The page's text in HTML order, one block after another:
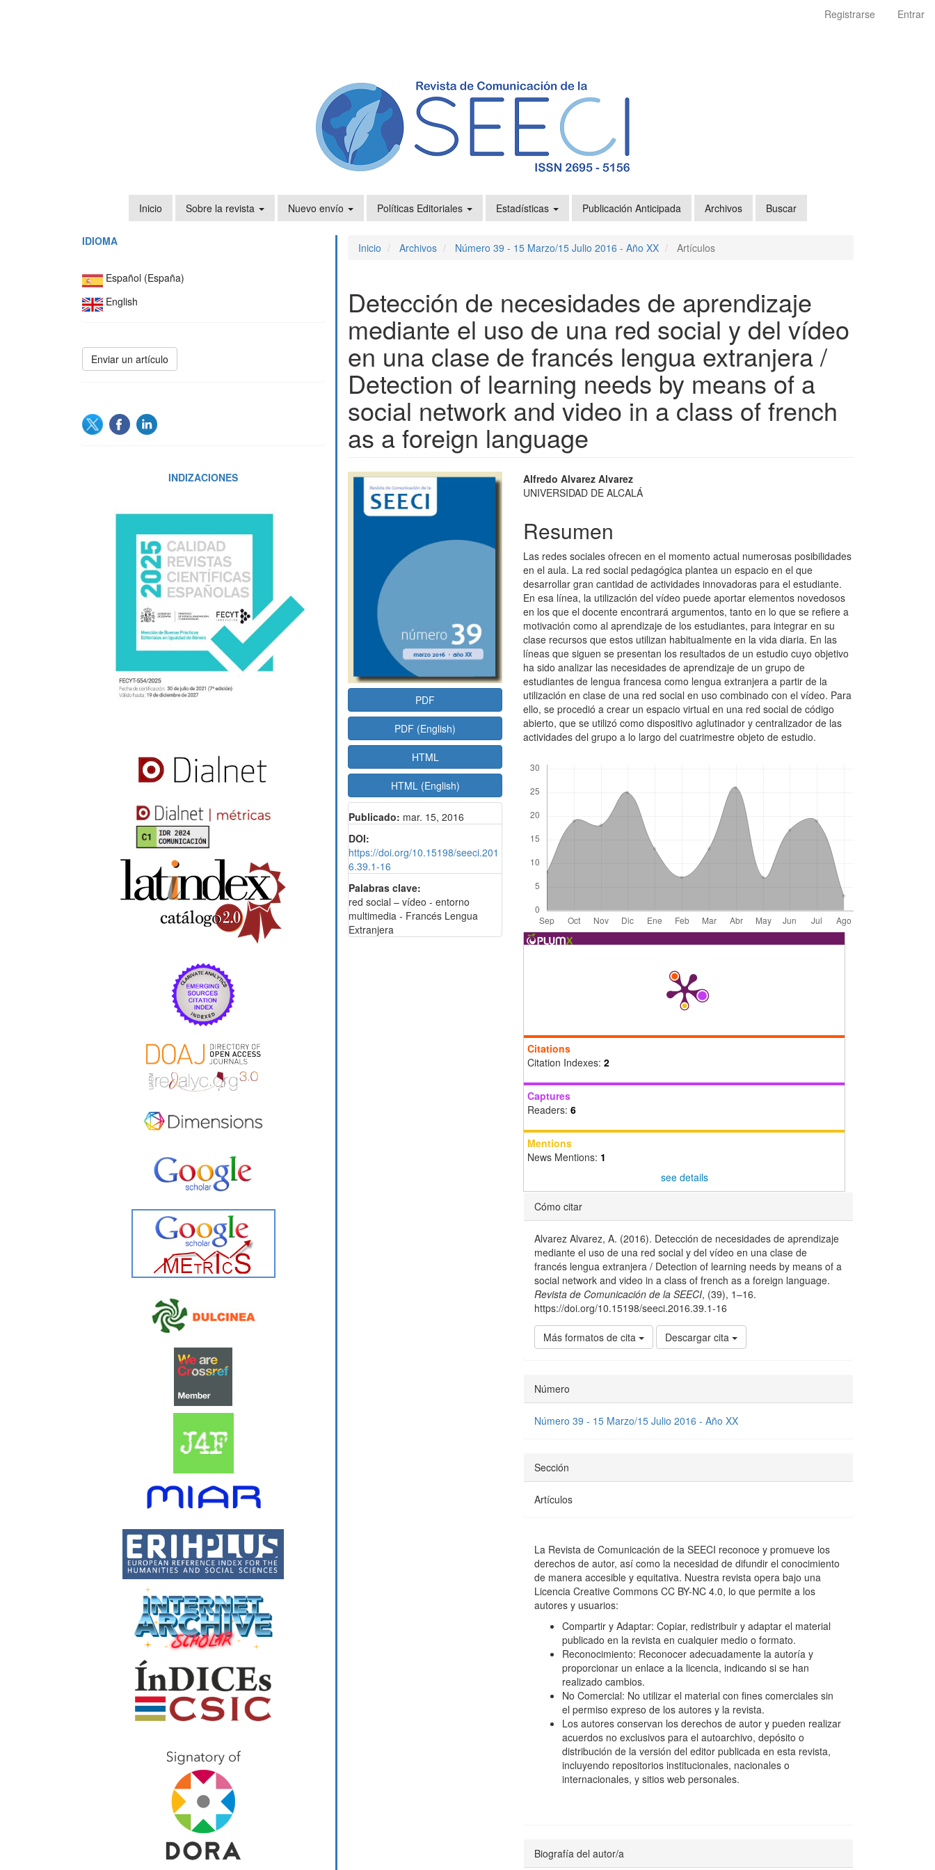
Registrarse Entrar
Inicio Sobre la revista Nuevo envío Políticas Editoriales Estadísticas Publicación Anticipada Archivos Buscar
Inicio Archivos Número 39 - 15 Marzo/15 Julio 2016 - Año XX Artículos
Detección de necesidades de aprendizaje
mediante el uso de una red social y del vídeo
en una clase de francés lengua extranjera /
Detection of learning needs by means of a
social network and video in a class of french
as a foreign language
Barra
lateral
artículo
PDF
PDF (English)
HTML
HTML (English)
Publicado: mar. 15, 2016
DOI:
https://doi.org/10.15198/seeci.201
6.39.1-16
Palabras clave:
red social – vídeo - entorno
multimedia - Francés Lengua
Extranjera
Contenido
principal
del
artículo
Alfredo Alvarez Alvarez
UNIVERSIDAD DE ALCALÁ
Resumen
Las redes sociales ofrecen en el momento actual numerosas posibilidades
en el aula. La red social pedagógica plantea un espacio en el que
desarrollar gran cantidad de actividades innovadoras para el estudiante.
En esa línea, la utilización del vídeo puede aportar elementos novedosos
en los que el docente encontrará argumentos, tanto en lo que se refiere a
motivación como al aprendizaje de los estudiantes, para integrar en su
clase recursos que estos utilizan habitualmente en la vida diaria. En las
líneas que siguen se presentan los resultados de un estudio cuyo objetivo
ha sido analizar las necesidades de aprendizaje de un grupo de
estudiantes de lengua francesa como lengua extranjera a partir de la
utilización en clase de una red social en uso combinado con el vídeo. Para
ello, se procedió a crear un espacio virtual en una red social de código
abierto, que se utilizó como dispositivo aglutinador y centralizador de las
actividades del grupo a lo largo del cuatrimestre objeto de estudio.
Citations
Citation Indexes:2
Captures
Readers:6
Mentions
News Mentions: 1
see details
Detalles
del
artículo
Cómo citar
Alvarez Alvarez, A. (2016). Detección de necesidades de aprendizaje
mediante el uso de una red social y del vídeo en una clase de
francés lengua extranjera / Detection of learning needs by means of a
social network and video in a class of french as a foreign language.
Revista de Comunicación de la SEECI, (39), 1–16.
https://doi.org/10.15198/seeci.2016.39.1-16
Más formatos de cita Descargar cita
Número
Número 39 - 15 Marzo/15 Julio 2016 - Año XX
Sección
Artículos
La Revista de Comunicación de la SEECI reconoce y promueve los
derechos de autor, así como la necesidad de difundir el conocimiento
de manera accesible y equitativa. Nuestra revista opera bajo una
Licencia Creative Commons CC BY-NC 4.0, lo que permite a los
autores y usuarios:
Compartir y Adaptar: Copiar, redistribuir y adaptar el material
publicado en la revista en cualquier medio o formato.
Reconocimiento: Reconocer adecuadamente la autoría y
proporcionar un enlace a la licencia, indicando si se han
realizado cambios.
No Comercial: No utilizar el material con fines comerciales sin
el permiso expreso de los autores y la revista.
Los autores conservan los derechos de autor y pueden realizar
acuerdos no exclusivos para el autoarchivo, depósito o
distribución de la versión del editor publicada en esta revista,
incluyendo repositorios institucionales, nacionales o
internacionales, y sitios web personales.
Biografía del autor/a
IDIOMA
Español (España)
English
Enviar
un
Enviar un artículo
INDIZACIONES